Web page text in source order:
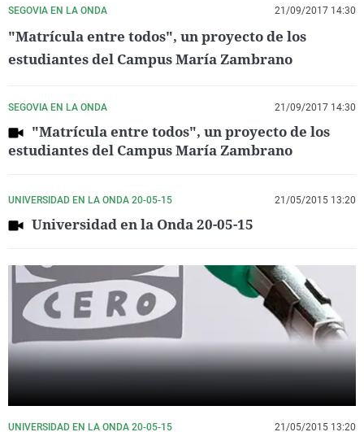
SEGOVIA EN LA ONDA 21/09/2017 14:30
"Matrícula entre todos", un proyecto de los
estudiantes del Campus María Zambrano
SEGOVIA EN LA ONDA 21/09/2017 14:30
"Matrícula entre todos", un proyecto de los
estudiantes del Campus María Zambrano
UNIVERSIDAD EN LA ONDA 20-05-15 21/05/2015 13:20
Universidad en la Onda 20-05-15
UNIVERSIDAD EN LA ONDA 20-05-15 21/05/2015 13:20